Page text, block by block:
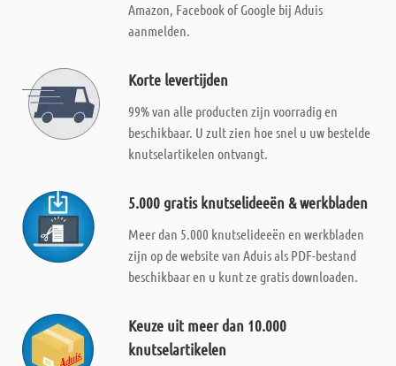
Amazon, Facebook of Google bij Aduis
aanmelden.
Korte levertijden
99% van alle producten zijn voorradig en
beschikbaar. U zult zien hoe snel u uw bestelde
knutselartikelen ontvangt.
5.000 gratis knutselideeën & werkbladen
Meer dan 5.000 knutselideeën en werkbladen
zijn op de website van Aduis als PDF-bestand
beschikbaar en u kunt ze gratis downloaden.
Keuze uit meer dan 10.000
knutselartikelen